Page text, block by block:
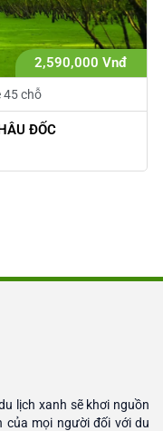
2,590,000 Vnđ
45 chỗ
ĐỐC
lịch xanh sẽ khơi nguồn
của mọi người đối với du